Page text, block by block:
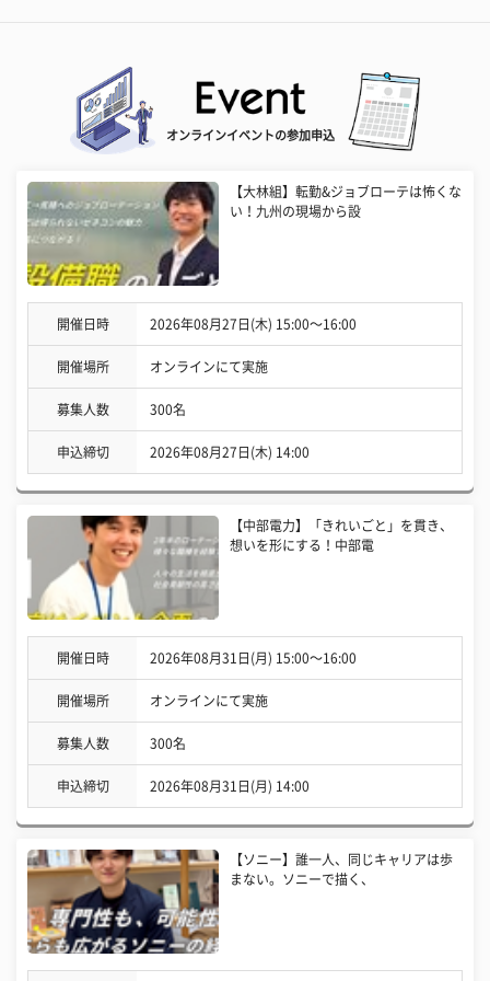
オンラインイベントの参加申込
【大林組】転勤&ジョブローテは怖くな
い！九州の現場から設
開催日時 2026年08月27日(木) 15:00〜16:00
開催場所 オンラインにて実施
募集人数 300名
申込締切 2026年08月27日(木) 14:00
【中部電力】「きれいごと」を貫き、
想いを形にする！中部電
開催日時 2026年08月31日(月) 15:00〜16:00
開催場所 オンラインにて実施
募集人数 300名
申込締切 2026年08月31日(月) 14:00
【ソニー】誰一人、同じキャリアは歩
まない。ソニーで描く、